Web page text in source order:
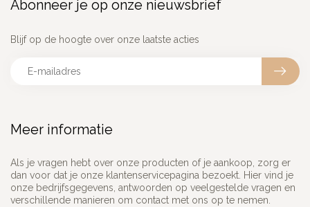
Meer informatie
Als je vragen hebt over onze producten of je aankoop, zorg er
dan voor dat je onze klantenservicepagina bezoekt. Hier vind je
onze bedrijfsgegevens, antwoorden op veelgestelde vragen en
verschillende manieren om contact met ons op te nemen.
Abonneer je op onze nieuwsbrief
Blijf op de hoogte over onze laatste acties